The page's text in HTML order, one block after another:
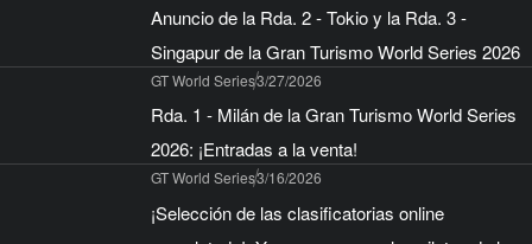
Anuncio de la Rda. 2 - Tokio y la Rda. 3 -
Singapur de la Gran Turismo World Series 2026
GT World Series3/27/2026
Rda. 1 - Milán de la Gran Turismo World Series
2026: ¡Entradas a la venta!
GT World Series3/16/2026
¡Selección de las clasificatorias online